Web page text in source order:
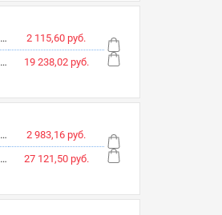
Упаковка (10 шт.)
Коробка (100 шт.)
2 115,60 руб.
19 238,02 руб.
Упаковка (10 шт.)
Коробка (100 шт.)
2 983,16 руб.
27 121,50 руб.